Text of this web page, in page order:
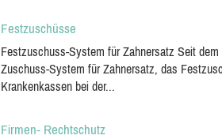
Festzuschüsse
Festzuschuss-System für Zahnersatz Seit
Zuschuss-System für Zahnersatz, das
Krankenkassen bei der...
Firmen- Rechtschutz